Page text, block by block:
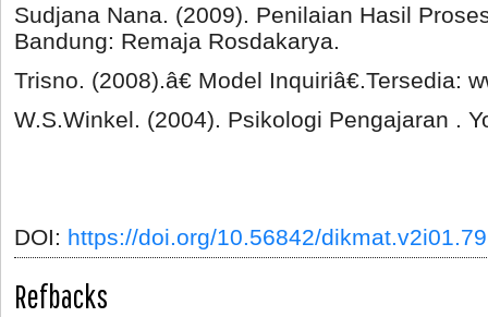
Sudjana Nana. (2009). Penilaian Hasil
Bandung: Remaja Rosdakarya.
Trisno. (2008).â€ Model Inquiriâ€.Tersedia:
W.S.Winkel. (2004). Psikologi Pengajaran .
DOI: https://doi.org/10.56842/dikmat.v2i01.79
Refbacks